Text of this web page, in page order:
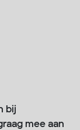
bij
mee aan